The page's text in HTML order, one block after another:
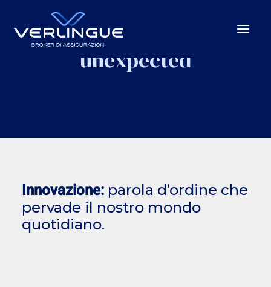
Le nostre sedi
News
Careers
Beyond the
unexpected
Innovazione: parola d’ordine che
pervade il nostro mondo
quotidiano.